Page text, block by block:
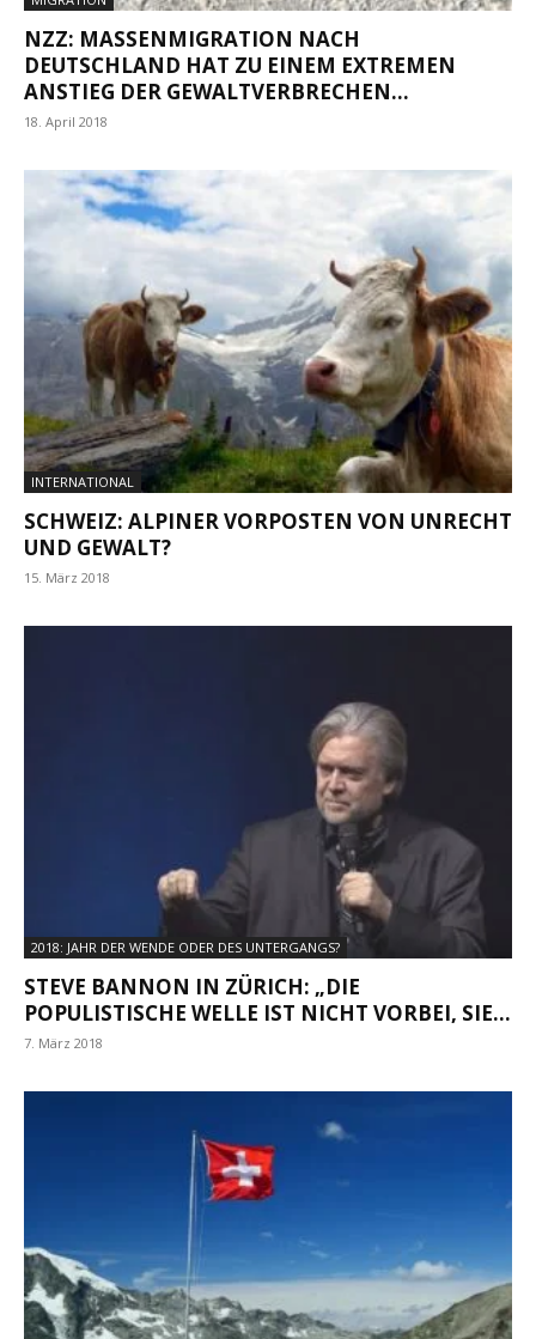
NZZ: MASSENMIGRATION NACH
DEUTSCHLAND HAT ZU EINEM EXTREMEN
ANSTIEG DER GEWALTVERBRECHEN...
18. April 2018
INTERNATIONAL
SCHWEIZ: ALPINER VORPOSTEN VON UNRECHT
UND GEWALT?
15. März 2018
2018: JAHR DER WENDE ODER DES UNTERGANGS?
STEVE BANNON IN ZÜRICH: „DIE
POPULISTISCHE WELLE IST NICHT VORBEI, SIE...
7. März 2018